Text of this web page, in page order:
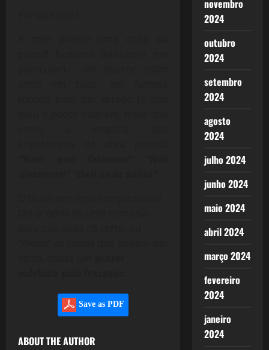
Save as PDF
ABOUT THE AUTHOR
novembro
2024
outubro
2024
setembro
2024
agosto
2024
julho 2024
junho 2024
maio 2024
abril 2024
março 2024
fevereiro
2024
janeiro
2024